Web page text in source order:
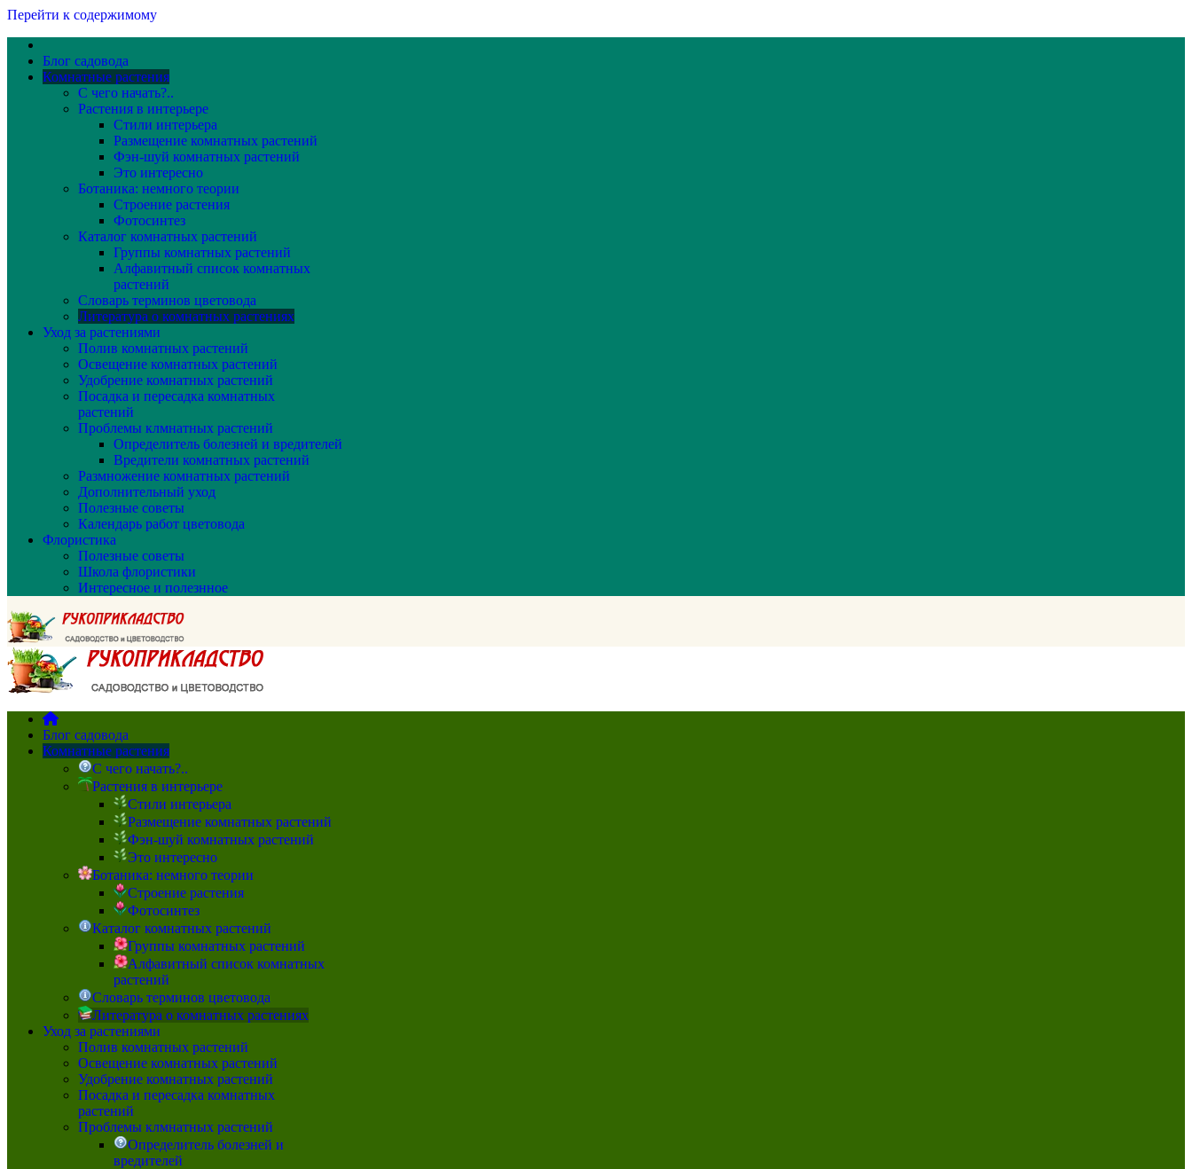
Перейти к содержимому
Блог садовода
Комнатные растения
С чего начать?..
Растения в интерьере
Стили интерьера
Размещение комнатных растений
Фэн-шуй комнатных растений
Это интересно
Ботаника: немного теории
Строение растения
Фотосинтез
Каталог комнатных растений
Группы комнатных растений
Алфавитный список комнатных
растений
Словарь терминов цветовода
Литература о комнатных растениях
Уход за растениями
Полив комнатных растений
Освещение комнатных растений
Удобрение комнатных растений
Посадка и пересадка комнатных
растений
Проблемы клмнатных растений
Определитель болезней и вредителей
Вредители комнатных растений
Размножение комнатных растений
Дополнительный уход
Полезные советы
Календарь работ цветовода
Флористика
Полезные советы
Школа флористики
Интересное и полезнное
Блог садовода
Комнатные растения
С чего начать?..
Растения в интерьере
Стили интерьера
Размещение комнатных растений
Фэн-шуй комнатных растений
Это интересно
Ботаника: немного теории
Строение растения
Фотосинтез
Каталог комнатных растений
Группы комнатных растений
Алфавитный список комнатных
растений
Словарь терминов цветовода
Литература о комнатных растениях
Уход за растениями
Полив комнатных растений
Освещение комнатных растений
Удобрение комнатных растений
Посадка и пересадка комнатных
растений
Проблемы клмнатных растений
Определитель болезней и
вредителей